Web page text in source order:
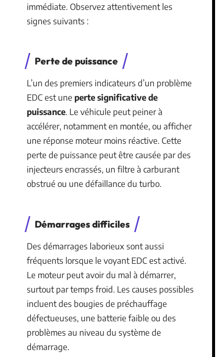
immédiate. Observez attentivement les
signes suivants :
Perte de puissance
L’un des premiers indicateurs d’un problème
EDC est une perte significative de
puissance. Le véhicule peut peiner à
accélérer, notamment en montée, ou afficher
une réponse moteur moins réactive. Cette
perte de puissance peut être causée par des
injecteurs encrassés, un filtre à carburant
obstrué ou une défaillance du turbo.
Démarrages difficiles
Des démarrages laborieux sont aussi
fréquents lorsque le voyant EDC est activé.
Le moteur peut avoir du mal à démarrer,
surtout par temps froid. Les causes possibles
incluent des bougies de préchauffage
défectueuses, une batterie faible ou des
problèmes au niveau du système de
démarrage.